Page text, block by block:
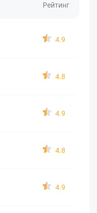
Рейтинг
4.9
4.8
4.9
4.8
4.9